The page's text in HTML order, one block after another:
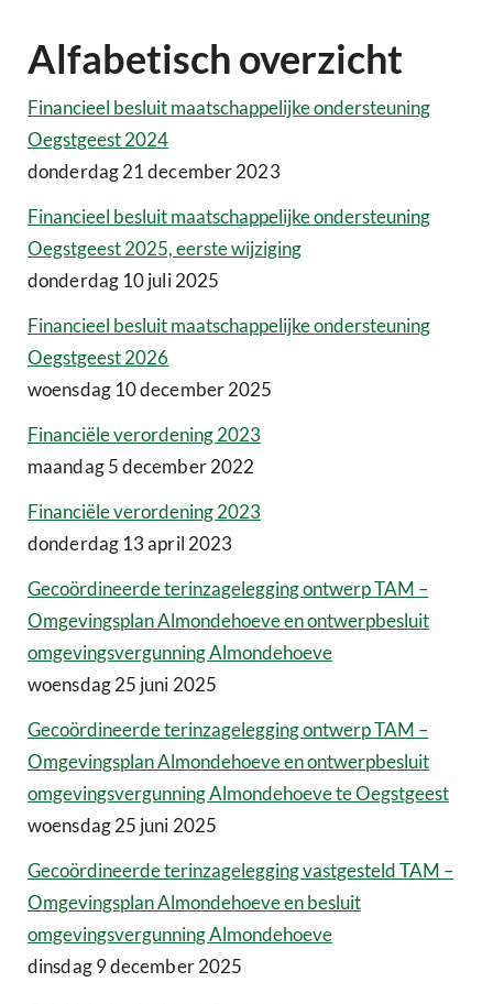
Alfabetisch overzicht
Financieel besluit maatschappelijke ondersteuning
Oegstgeest 2024
donderdag 21 december 2023
Financieel besluit maatschappelijke ondersteuning
Oegstgeest 2025, eerste wijziging
donderdag 10 juli 2025
Financieel besluit maatschappelijke ondersteuning
Oegstgeest 2026
woensdag 10 december 2025
Financiële verordening 2023
maandag 5 december 2022
Financiële verordening 2023
donderdag 13 april 2023
Gecoördineerde terinzagelegging ontwerp TAM –
Omgevingsplan Almondehoeve en ontwerpbesluit
omgevingsvergunning Almondehoeve
woensdag 25 juni 2025
Gecoördineerde terinzagelegging ontwerp TAM –
Omgevingsplan Almondehoeve en ontwerpbesluit
omgevingsvergunning Almondehoeve te Oegstgeest
woensdag 25 juni 2025
Gecoördineerde terinzagelegging vastgesteld TAM –
Omgevingsplan Almondehoeve en besluit
omgevingsvergunning Almondehoeve
dinsdag 9 december 2025